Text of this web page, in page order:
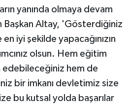
yanında olmaya devam
Başkan Altay, 'Gösterdiğiniz
iyi şekilde yapacağınızın
olsun. Hem eğitim
hem de
bir imkanı devletimiz size
bu kutsal yolda başarılar